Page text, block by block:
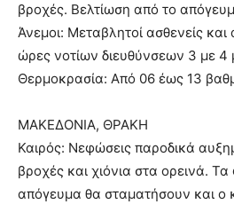
βροχές. Βελτίωση από το
Άνεμοι: Μεταβλητοί ασθενείς και
ώρες νοτίων διευθύνσεων 3 με 4
Θερμοκρασία: Από 06 έως 13
ΜΑΚΕΔΟΝΙΑ, ΘΡΑΚΗ
Καιρός: Νεφώσεις παροδικά
βροχές και χιόνια στα ορεινά.
απόγευμα θα σταματήσουν και ο